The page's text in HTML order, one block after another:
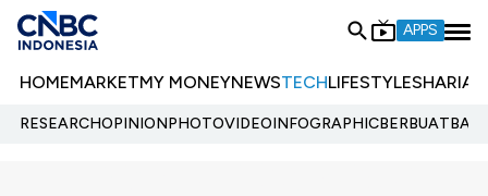
APPS
HOMEMARKETMY MONEYNEWSTECHLIFESTYLESHARIA
RESEARCHOPINIONPHOTOVIDEOINFOGRAPHIC